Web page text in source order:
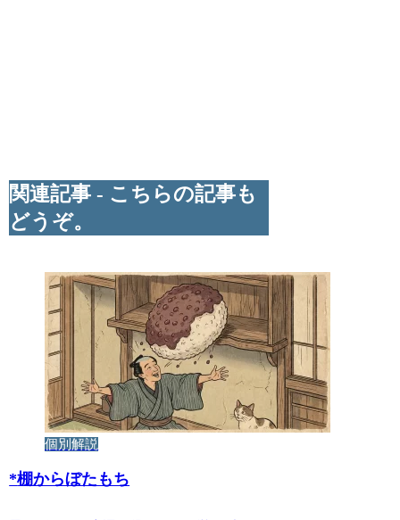
関連記事 - こちらの記事も
どうぞ。
個別解説
*棚からぼたもち